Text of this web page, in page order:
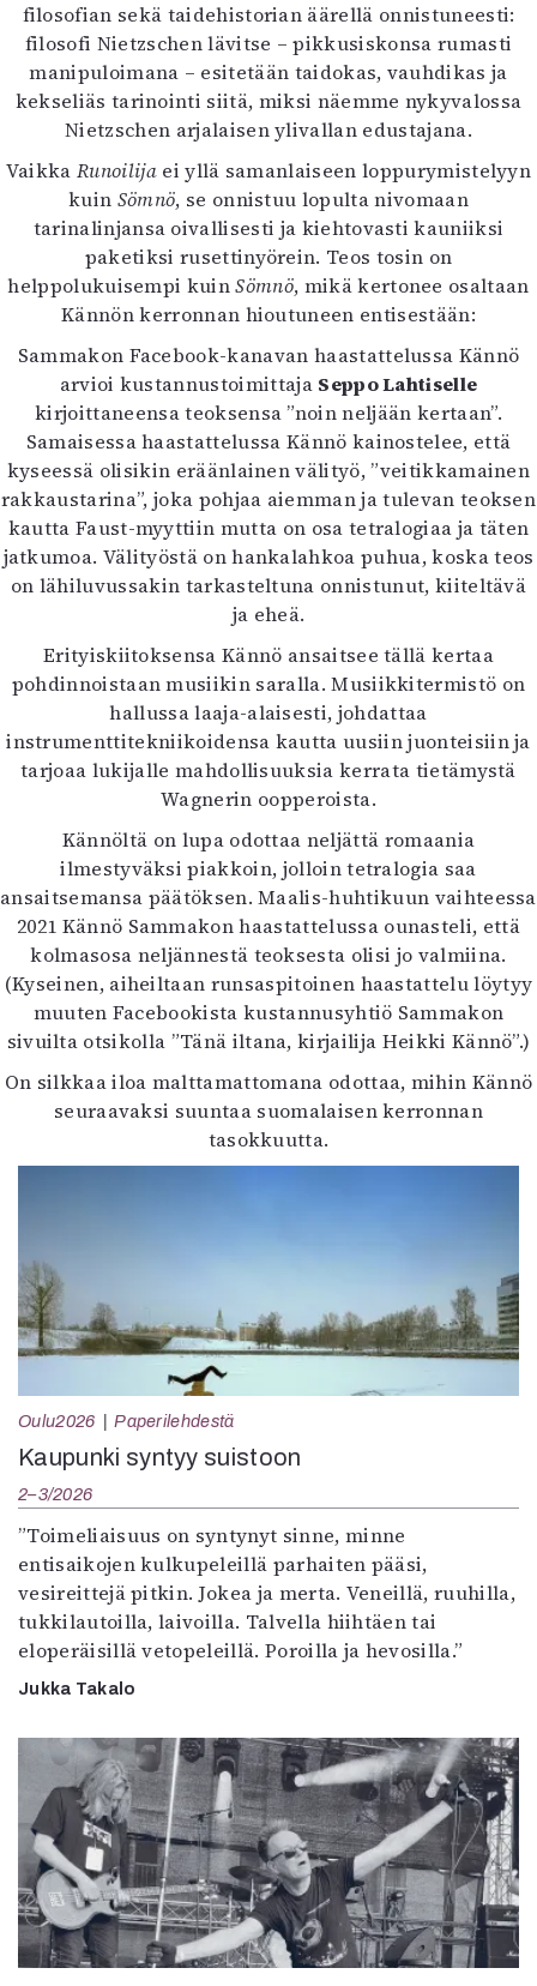
filosofian sekä taidehistorian äärellä onnistuneesti:
filosofi Nietzschen lävitse – pikkusiskonsa rumasti
manipuloimana – esitetään taidokas, vauhdikas ja
kekseliäs tarinointi siitä, miksi näemme nykyvalossa
Nietzschen arjalaisen ylivallan edustajana.
VaikkaRunoilija ei yllä samanlaiseen loppurymistelyyn
kuin Sömnö, se onnistuu lopulta nivomaan
tarinalinjansa oivallisesti ja kiehtovasti kauniiksi
paketiksi rusettinyörein. Teos tosin on
helppolukuisempi kuinSömnö, mikä kertonee osaltaan
Kännön kerronnan hioutuneen entisestään:
Sammakon Facebook-kanavan haastattelussa Kännö
arvioi kustannustoimittaja Seppo Lahtiselle
kirjoittaneensa teoksensa ”noin neljään kertaan”.
Samaisessa haastattelussa Kännö kainostelee, että
kyseessä olisikin eräänlainen välityö, ”veitikkamainen
rakkaustarina”, joka pohjaa aiemman ja tulevan teoksen
kautta Faust-myyttiin mutta on osa tetralogiaa ja täten
jatkumoa. Välityöstä on hankalahkoa puhua, koska teos
on lähiluvussakin tarkasteltuna onnistunut, kiiteltävä
ja eheä.
Erityiskiitoksensa Kännö ansaitsee tällä kertaa
pohdinnoistaan musiikin saralla. Musiikkitermistö on
hallussa laaja-alaisesti, johdattaa
instrumenttitekniikoidensa kautta uusiin juonteisiin ja
tarjoaa lukijalle mahdollisuuksia kerrata tietämystä
Wagnerin oopperoista.
Kännöltä on lupa odottaa neljättä romaania
ilmestyväksi piakkoin, jolloin tetralogia saa
ansaitsemansa päätöksen. Maalis-huhtikuun vaihteessa
2021 Kännö Sammakon haastattelussa ounasteli, että
kolmasosa neljännestä teoksesta olisi jo valmiina.
(Kyseinen, aiheiltaan runsaspitoinen haastattelu löytyy
muuten Facebookista kustannusyhtiö Sammakon
sivuilta otsikolla ”Tänä iltana, kirjailija Heikki Kännö”.)
On silkkaa iloa malttamattomana odottaa, mihin Kännö
seuraavaksi suuntaa suomalaisen kerronnan
tasokkuutta.
Oulu2026 Paperilehdestä
Kaupunki syntyy suistoon
2–3/2026
”Toimeliaisuus on syntynyt sinne, minne
entisaikojen kulkupeleillä parhaiten pääsi,
vesireittejä pitkin. Jokea ja merta. Veneillä, ruuhilla,
tukkilautoilla, laivoilla. Talvella hiihtäen tai
eloperäisillä vetopeleillä. Poroilla ja hevosilla.”
Jukka Takalo